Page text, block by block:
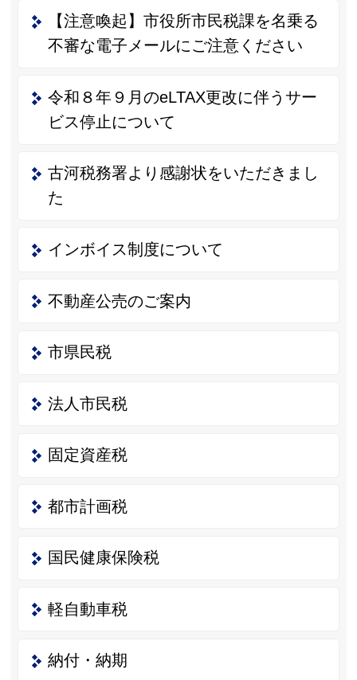
【注意喚起】市役所市民税課を名乗る
不審な電子メールにご注意ください
令和８年９月のeLTAX更改に伴うサー
ビス停止について
古河税務署より感謝状をいただきまし
た
インボイス制度について
不動産公売のご案内
市県民税
法人市民税
固定資産税
都市計画税
国民健康保険税
軽自動車税
納付・納期